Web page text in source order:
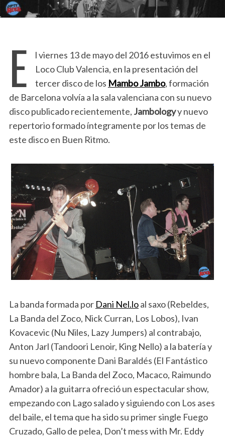
E
l viernes 13 de mayo del 2016 estuvimos en el
Loco Club Valencia, en la presentación del
tercer disco de los Mambo Jambo, formación
de Barcelona volvía a la sala valenciana con su nuevo
disco publicado recientemente, Jambologyy nuevo
repertorio formado íntegramente por los temas de
este disco en Buen Ritmo.
La banda formada por Dani Nel.loal saxo (Rebeldes,
La Banda del Zoco, Nick Curran, Los Lobos), Ivan
Kovacevic (Nu Niles, Lazy Jumpers) al contrabajo,
Anton Jarl (Tandoori Lenoir, King Nello) a la batería y
su nuevo componente Dani Baraldés (El Fantástico
hombre bala, La Banda del Zoco, Macaco, Raimundo
Amador) a la guitarra ofreció un espectacular show,
empezando con Lago salado y siguiendo con Los ases
del baile, el tema que ha sido su primer single Fuego
Cruzado, Gallo de pelea, Don’t mess with Mr. Eddy